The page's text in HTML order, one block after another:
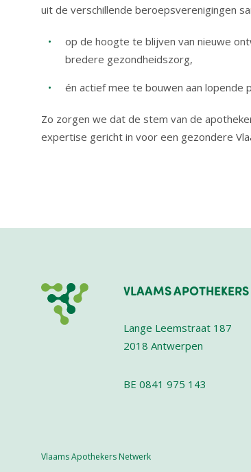
uit de verschillende beroepsverenigingen
op de hoogte te blijven van nieuwe
bredere gezondheidszorg,
én actief mee te bouwen aan lopende
Zo zorgen we dat de stem van de
expertise gericht in voor een gezondere
VLAAMS
Lange Leemstraat 187
2018 Antwerpen
BE 0841 975 143
Vlaams Apothekers Netwerk